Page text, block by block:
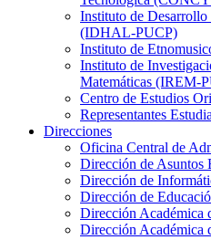
Instituto de
(IDHAL-PUCP)
Instituto de
Instituto de
Matemáticas (IREM-
Centro de Estudios
Representantes
Direcciones
Oficina Central de
Dirección de Asuntos
Dirección de
Dirección de
Dirección Académica
Dirección Académica